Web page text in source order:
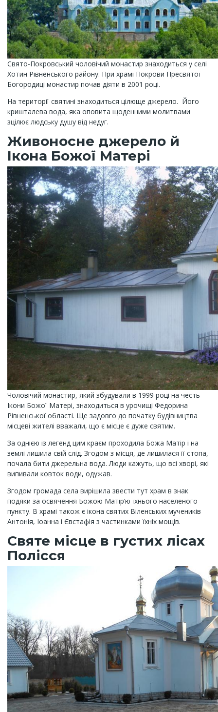
Свято-Покровський чоловічий монастир знаходиться у селі
Хотин Рівненського району. При храмі Покрови Пресвятої
Богородиці монастир почав діяти в 2001 році.
На території святині знаходиться цілюще джерело. Його
кришталева вода, яка оповита щоденними молитвами
зцілює людську душу від недуг.
Живоносне джерело й
Ікона Божої Матері
Чоловічий монастир, який збудували в 1999 році на честь
Ікони Божої Матері, знаходиться в урочищі Федорина
Рівненської області. Ще задовго до початку будівництва
місцеві жителі вважали, що є місце є дуже святим.
За однією із легенд цим краєм проходила Божа Матір і на
землі лишила свій слід. Згодом з місця, де лишилася її стопа,
почала бити джерельна вода. Люди кажуть, що всі хворі, які
випивали ковток води, одужав.
Згодом громада села вирішила звести тут храм в знак
подяки за освячення Божою Матір’ю їхнього населеного
пункту. В храмі також є ікона святих Віленських мучеників
Антонія, Іоанна і Євстафія з частинками їхніх мощів.
Святе місце в густих лісах
Полісся